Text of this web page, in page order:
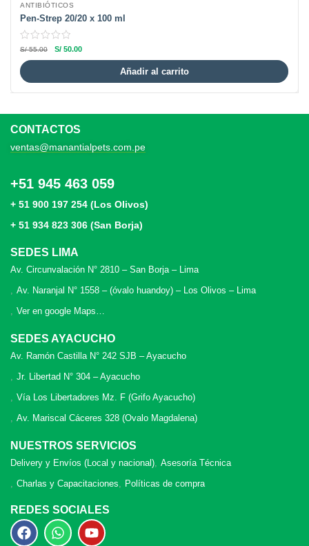
ANTIBIÓTICOS
Pen-Strep 20/20 x 100 ml
S/55.00 S/ 50.00
Añadir al carrito
CONTACTOS
ventas@manantialpets.com.pe
+51 945 463 059
+ 51 900 197 254 (Los Olivos)
+ 51 934 823 306 (San Borja)
SEDES LIMA
Av. Circunvalación N° 2810 – San Borja – Lima
Av. Naranjal N° 1558 – (óvalo huandoy) – Los Olivos – Lima
Ver en google Maps…
SEDES AYACUCHO
Av. Ramón Castilla N° 242 SJB – Ayacucho
Jr. Libertad N° 304 – Ayacucho
Vía Los Libertadores Mz. F (Grifo Ayacucho)
Av. Mariscal Cáceres 328 (Ovalo Magdalena)
NUESTROS SERVICIOS
Delivery y Envíos (Local y nacional) Asesoría Técnica
Charlas y Capacitaciones
Políticas de compra
REDES SOCIALES